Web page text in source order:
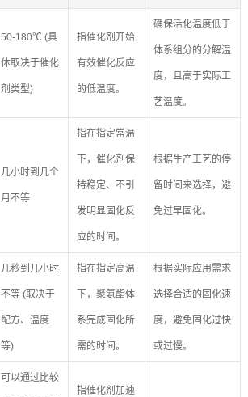
50-180℃ (具
体取决于催化
剂类型)
指催化剂开始
有效催化反应
的低温度。
确保活化温度低于
体系组分的分解温
度，且高于实际工
艺温度。
几小时到几个
月不等
指在指定常温
下，催化剂保
持稳定、不引
发明显固化反
应的时间。
根据生产工艺的停
留时间来选择，避
免过早固化。
几秒到几小时
不等 (取决于
配方、温度
等)
指在指定高温
下，聚氨酯体
系完成固化所
需的时间。
根据实际应用需求
选择合适的固化速
度，避免固化过快
或过慢。
可以通过比较
指催化剂加速